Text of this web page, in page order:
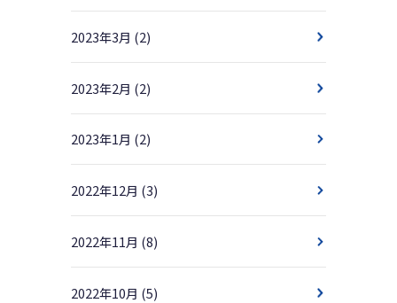
2023年3月 (2)
2023年2月 (2)
2023年1月 (2)
2022年12月 (3)
2022年11月 (8)
2022年10月 (5)